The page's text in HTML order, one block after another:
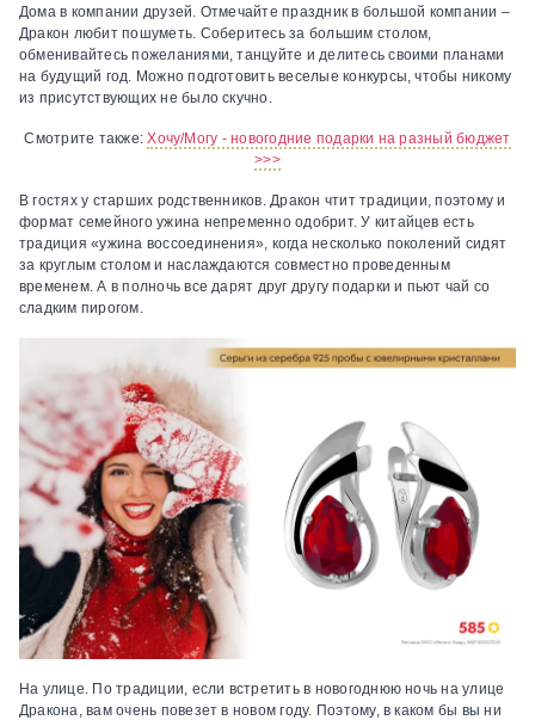
Дома в компании друзей. Отмечайте праздник в большой компании –
Дракон любит пошуметь. Соберитесь за большим столом,
обменивайтесь пожеланиями, танцуйте и делитесь своими планами
на будущий год. Можно подготовить веселые конкурсы, чтобы никому
из присутствующих не было скучно.
Смотрите также:Хочу/Могу - новогодние подарки на разный бюджет
>>>
В гостях у старших родственников. Дракон чтит традиции, поэтому и
формат семейного ужина непременно одобрит. У китайцев есть
традиция «ужина воссоединения», когда несколько поколений сидят
за круглым столом и наслаждаются совместно проведенным
временем. А в полночь все дарят друг другу подарки и пьют чай со
сладким пирогом.
На улице. По традиции, если встретить в новогоднюю ночь на улице
Дракона, вам очень повезет в новом году. Поэтому, в каком бы вы ни